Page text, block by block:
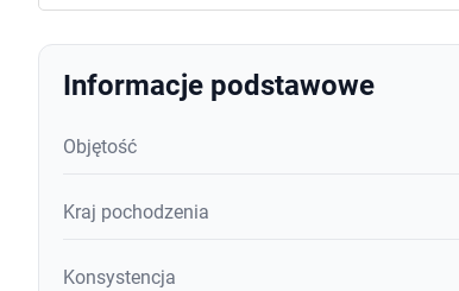
Informacje podstawowe
Objętość
Kraj pochodzenia
Konsystencja